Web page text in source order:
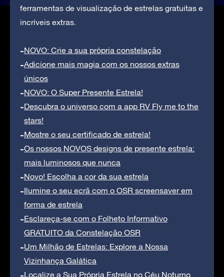
ferramentas de visualização de estrelas gratuitas e
incríveis extras.
NOVO: Crie a sua própria constelação
Adicione mais magia com os nossos extras
únicos
NOVO: O Super Presente Estrela!
Descubra o universo com a app RV Fly me to the
stars!
Mostre o seu certificado de estrela!
Os nossos NOVOS designs de presente estrela:
mais luminosos que nunca
Novo! Escolha a cor da sua estrela
Ilumine o seu ecrã com o OSR screensaver em
forma de estrela
Esclareça-se com o Folheto Informativo
GRATUITO da Constelação OSR
Um Milhão de Estrelas: Explore a Nossa
Vizinhança Galática
Localize a Sua Própria Estrela no Céu Noturno